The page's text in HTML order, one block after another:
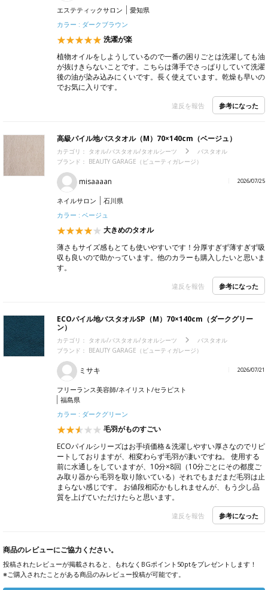
エステティックサロン
愛知県
カラー : ダークブラウン
洗濯が楽
植物オイルをしようしているので一番の困りごとは洗濯しても油
が抜けきらないことです。こちらは薄手でさっぱりしていて洗濯
後の油が染み込みにくいです。長く使えています。乾燥も早いの
でお気に入りです。
違反を報告 参考になった
高級パイル地バスタオル（M）70×140cm（ベージュ）
カテゴリ： タオル/バスタオル/タオルシーツ
バスタオル
ブランド： BEAUTY GARAGE（ビューティガレージ）
misaaaan 2026/07/25
ネイルサロン
石川県
カラー : ベージュ
大きめのタオル
薄さもサイズ感もとても使いやすいです！分厚すぎず薄すぎず吸
収も良いので助かっています。他のカラーも購入したいと思いま
す。
違反を報告 参考になった
ECOパイル地バスタオルSP（M）70×140cm（ダークグリー
ン）
カテゴリ： タオル/バスタオル/タオルシーツ
バスタオル
ブランド： BEAUTY GARAGE（ビューティガレージ）
ミサキ 2026/07/21
フリーランス美容師/ネイリスト/セラピスト
福島県
カラー : ダークグリーン
毛羽がものすごい
ECOパイルシリーズはお手頃価格＆洗濯しやすい厚さなのでリピ
ートしておりますが、相変わらず毛羽が凄いですね。 使用する
前に水通しをしていますが、10分×8回（10分ごとにその都度ご
み取り器から毛羽を取り除いている）それでもまだまだ毛羽は止
まらない感じです。 お値段相応かもしれませんが、もう少し品
質を上げていただけたらと思います。
違反を報告 参考になった
商品のレビューにご協力ください。
投稿されたレビューが掲載されると、もれなくBGポイント50ptをプレゼントします！
※ご購入されたことがある商品のみレビュー投稿が可能です。